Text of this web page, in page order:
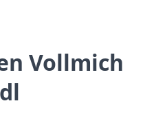
Vollmich